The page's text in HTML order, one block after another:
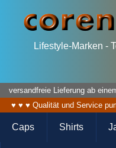
Lifestyle-Marken -
versandfreie Lieferung ab
♥ ♥ ♥ Qualität und Service
Caps Shirts